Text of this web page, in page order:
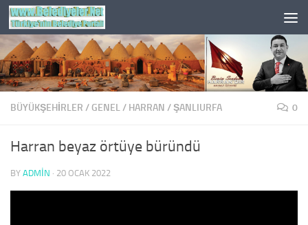
Skip to content
BÜYÜKŞEHİRLER / GENEL/ HARRAN /ŞANLIURFA 0
Harran beyaz örtüye büründü
BY ADMIN · 20 OCAK 2022